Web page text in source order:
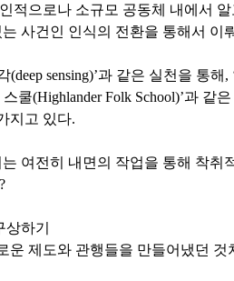
적으로나 소규모 공동체 내에서
사건인 인식의 전환을 통해서 이
sensing)’과 같은 실천을 통
쿨(Highlander Folk School)’과
지고 있다.
여전히 내면의 작업을 통해 착
하기
운 제도와 관행들을 만들어냈던